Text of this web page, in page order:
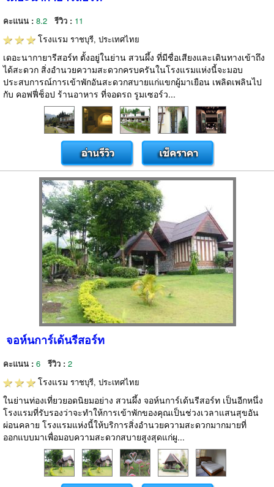
คะแนน : 8.2 รีวิว : 11
โรงแรม ราชบุรี, ประเทศไทย
เดอะนากายารีสอร์ท ตั้งอยู่ในย่าน สวนผึ้ง ที่มีชื่อเสียงและเดินทางเข้าถึง
ได้สะดวก สิ่งอำนวยความสะดวกครบครันในโรงแรมแห่งนี้จะมอบ
ประสบการณ์การเข้าพักอันสะดวกสบายแก่แขกผู้มาเยือน เพลิดเพลินไป
กับ คอฟฟี่ช็อป ร้านอาหาร ที่จอดรถ รูมเซอร์ว...
จอห์นการ์เด้นรีสอร์ท
คะแนน : 6 รีวิว : 2
โรงแรม ราชบุรี, ประเทศไทย
ในย่านท่องเที่ยวยอดนิยมอย่าง สวนผึ้ง จอห์นการ์เด้นรีสอร์ท เป็นอีกหนึ่ง
โรงแรมที่รับรองว่าจะทำให้การเข้าพักของคุณเป็นช่วงเวลาแสนสุขอัน
ผ่อนคลาย โรงแรมแห่งนี้ให้บริการสิ่งอำนวยความสะดวกมากมายที่
ออกแบบมาเพื่อมอบความสะดวกสบายสูงสุดแก่ผู...